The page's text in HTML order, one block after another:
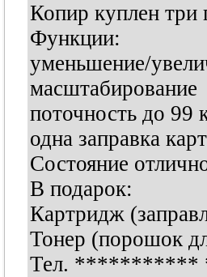
Копир куплен три
Функции:
уменьшение/
масштабирование
поточность до 99
одна заправка
Состояние
В подарок:
Картридж
Тонер (порошок
Тел. ***********